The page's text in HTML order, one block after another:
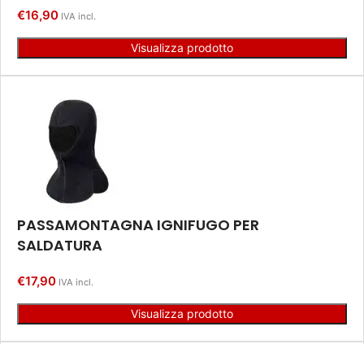
€16,90 IVA incl.
Visualizza prodotto
PASSAMONTAGNA IGNIFUGO PER
SALDATURA
€17,90 IVA incl.
Visualizza prodotto